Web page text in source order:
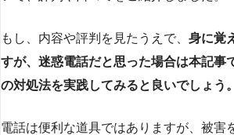
もし、内容や評判を見たうえで、 身に覚
すが、迷惑電話だと思った場合は本記事
の対処法を実践してみると良いでしょう。
電話は便利な道具ではありますが、被害